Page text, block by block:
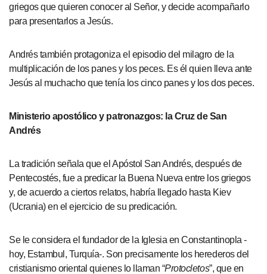
griegos que quieren conocer al Señor, y decide acompañarlo
para presentarlos a Jesús.
Andrés también protagoniza el episodio del milagro de la
multiplicación de los panes y los peces. Es él quien lleva ante
Jesús al muchacho que tenía los cinco panes y los dos peces.
Ministerio apostólico y patronazgos: la Cruz de San
Andrés
La tradición señala que el Apóstol San Andrés, después de
Pentecostés, fue a predicar la Buena Nueva entre los griegos
y, de acuerdo a ciertos relatos, habría llegado hasta Kiev
(Ucrania) en el ejercicio de su predicación.
Se le considera el fundador de la Iglesia en Constantinopla -
hoy, Estambul, Turquía-. Son precisamente los herederos del
cristianismo oriental quienes lo llaman “Protocletos”, que en